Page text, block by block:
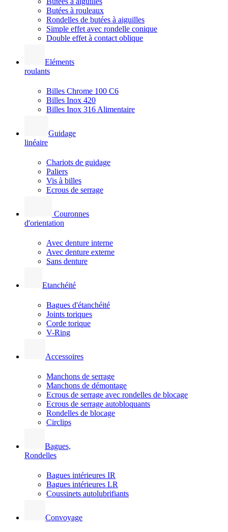
Butées à rouleaux
Rondelles de butées à aiguilles
Simple effet avec rondelle conique
Double effet à contact oblique
Eléments
roulants
Billes Chrome 100 C6
Billes Inox 420
Billes Inox 316 Alimentaire
Guidage
linéaire
Chariots de guidage
Paliers
Vis à billes
Ecrous de serrage
Couronnes
d'orientation
Avec denture interne
Avec denture externe
Sans denture
Etanchéité
Bagues d'étanchéité
Joints toriques
Corde torique
V-Ring
Accessoires
Manchons de serrage
Manchons de démontage
Ecrous de serrage avec rondelles de blocage
Ecrous de serrage autobloquants
Rondelles de blocage
Circlips
Bagues,
Rondelles
Bagues intérieures IR
Bagues intérieures LR
Coussinets autolubrifiants
Convoyage